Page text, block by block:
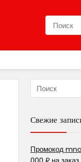
Свежие
Промокод